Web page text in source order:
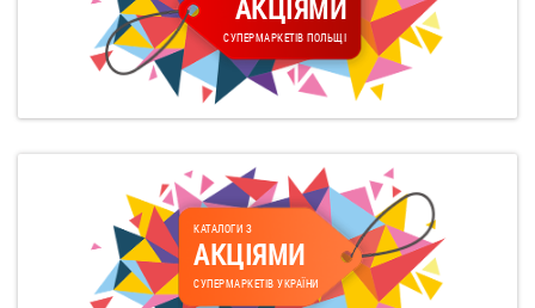
АКЦІЯМИ
СУПЕРМАРКЕТІВ ПОЛЬЩІ
КАТАЛОГИ З
АКЦІЯМИ
СУПЕРМАРКЕТІВ УКРАЇНИ